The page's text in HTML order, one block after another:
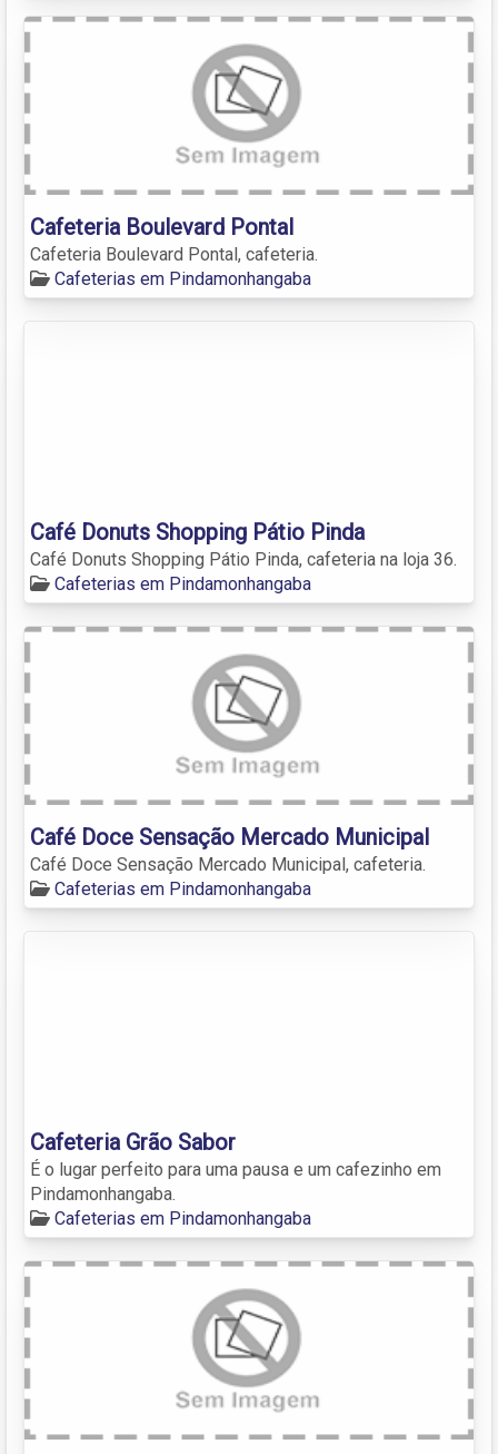
Cafeteria Boulevard Pontal
Cafeteria Boulevard Pontal, cafeteria.
Cafeterias em Pindamonhangaba
Café Donuts Shopping Pátio Pinda
Café Donuts Shopping Pátio Pinda, cafeteria na loja 36.
Cafeterias em Pindamonhangaba
Café Doce Sensação Mercado Municipal
Café Doce Sensação Mercado Municipal, cafeteria.
Cafeterias em Pindamonhangaba
Cafeteria Grão Sabor
É o lugar perfeito para uma pausa e um cafezinho em
Pindamonhangaba.
Cafeterias em Pindamonhangaba